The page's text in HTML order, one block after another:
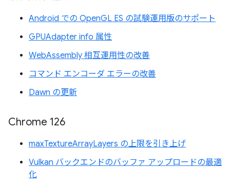
Android での OpenGL ES の試験運用版のサポート
GPUAdapter info 属性
WebAssembly 相互運用性の改善
コマンド エンコーダ エラーの改善
Dawn の更新
Chrome 126
maxTextureArrayLayers の上限を引き上げ
Vulkan バックエンドのバッファ アップロードの最適
化